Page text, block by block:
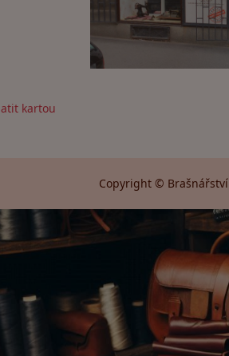
kartou
Copyright ©